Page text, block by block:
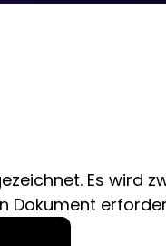
Es wird
Dokument